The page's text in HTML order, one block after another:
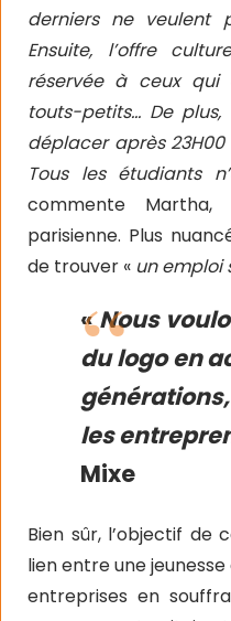
derniers ne veulent
Ensuite, l’offre
réservée à ceux qui
touts-petits… De
déplacer après
Tous les étudiants
commente
parisienne. Plus
de trouver « un emploi
«Nous
du logo en
les
Mixe
Bien sûr, l’objectif de
lien entre une
entreprises en